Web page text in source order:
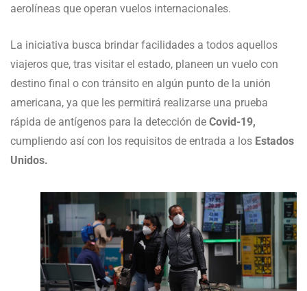
aerolíneas que operan vuelos internacionales.
La iniciativa busca brindar facilidades a todos aquellos
viajeros que, tras visitar el estado, planeen un vuelo con
destino final o con tránsito en algún punto de la unión
americana, ya que les permitirá realizarse una prueba
rápida de antígenos para la detección de Covid-19,
cumpliendo así con los requisitos de entrada a los Estados
Unidos.